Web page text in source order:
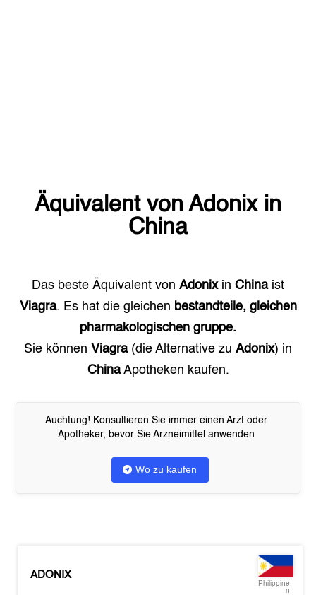
Äquivalent von Adonixin
China
Das beste Äquivalent von Adonixin Chinaist
Viagra. Es hat die gleichen bestandteile, gleichen
pharmakologischen gruppe.
Sie können Viagra(die Alternative zu Adonix) in
ChinaApotheken kaufen.
Auchtung! Konsultieren Sie immer einen Arzt oder
Apotheker, bevor Sie Arzneimittel anwenden
Wo zu kaufen
ADONIX
Philippine
n